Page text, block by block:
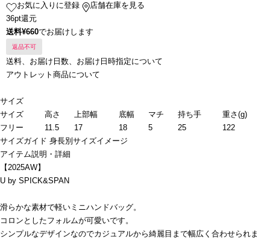
お気に入りに登録
店舗在庫を見る
36pt還元
送料¥660でお届けします
返品不可
送料、お届け日数、お届け日時指定について
アウトレット商品について
サイズ
サイズ
高さ 上部幅 底幅 マチ 持ち手
重さ(g)
フリー
11.5 17 18 5 25
122
サイズガイド 身長別サイズイメージ
アイテム説明・詳細
【2025AW】
U by SPICK&SPAN
滑らかな素材で軽いミニハンドバッグ。
コロンとしたフォルムが可愛いです。
シンプルなデザインなのでカジュアルから綺麗目まで幅広く合わせられま